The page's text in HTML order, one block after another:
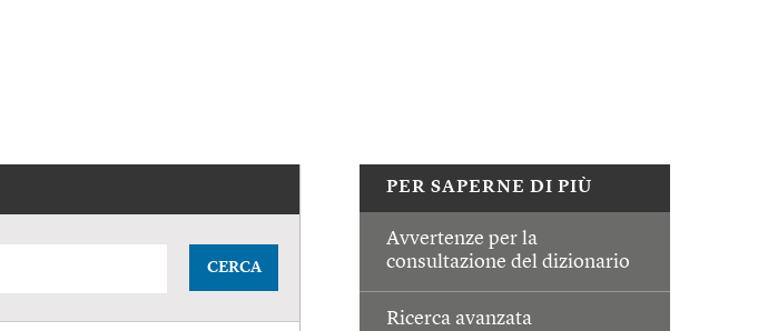
PER SAPERNE DI PIÙ
Avvertenze per la
consultazione del dizionario
Ricerca avanzata
CERCA